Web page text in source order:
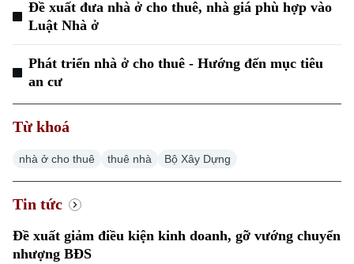
Đề xuất đưa nhà ở cho thuê, nhà giá phù hợp vào
Luật Nhà ở
Phát triển nhà ở cho thuê - Hướng đến mục tiêu
an cư
Từ khoá
nhà ở cho thuê thuê nhà Bộ Xây Dựng
Tin tức
Đề xuất giảm điều kiện kinh doanh, gỡ vướng chuyển
nhượng BĐS